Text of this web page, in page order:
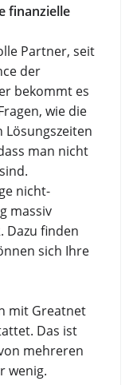
finanzielle
Partner, seit
der
bekommt es
wie die
man nicht
nicht-
massiv
Dazu finden
sich Ihre
mit Greatnet
Das ist
mehreren
wenig.